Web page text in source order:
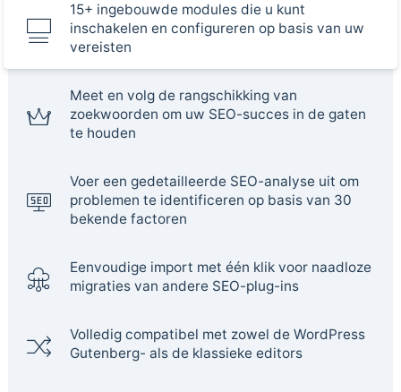
15+ ingebouwde modules die u kunt
inschakelen en configureren op basis van uw
vereisten
Meet en volg de rangschikking van
zoekwoorden om uw SEO-succes in de gaten
te houden
Voer een gedetailleerde SEO-analyse uit om
problemen te identificeren op basis van 30
bekende factoren
Eenvoudige import met één klik voor naadloze
migraties van andere SEO-plug-ins
Volledig compatibel met zowel de WordPress
Gutenberg- als de klassieke editors